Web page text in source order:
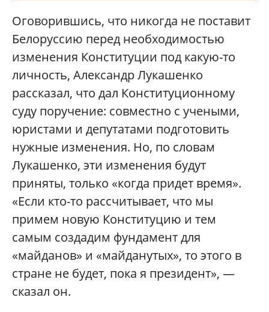
Оговорившись, что никогда не поставит
Белоруссию перед необходимостью
изменения Конституции под какую-то
личность, Александр Лукашенко
рассказал, что дал Конституционному
суду поручение: совместно с учеными,
юристами и депутатами подготовить
нужные изменения. Но, по словам
Лукашенко, эти изменения будут
приняты, только «когда придет время».
«Если кто-то рассчитывает, что мы
примем новую Конституцию и тем
самым создадим фундамент для
«майданов» и «майданутых», то этого в
стране не будет, пока я президент», —
сказал он.